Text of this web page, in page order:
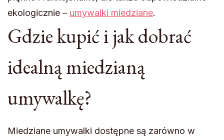
ekologicznie – umywalki miedziane.
Gdzie kupić i jak dobrać
idealną miedzianą
umywalkę?
Miedziane umywalki dostępne są zarówno w